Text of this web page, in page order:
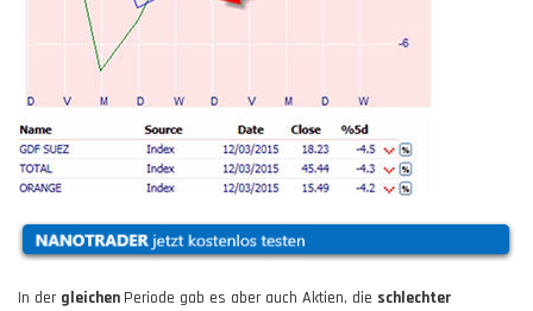
In der gleichen Periode gab es aber auch Aktien, die schlechter